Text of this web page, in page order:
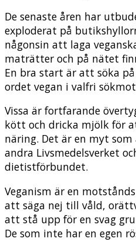
De senaste åren har
exploderat på
någonsin att laga
maträtter och på nätet
En bra start är att söka
ordet vegan i valfri
Vissa är fortfarande
kött och dricka mjölk för
näring. Det är en myt
andra Livsmedelsverket
dietistförbundet.
Veganism är en
att säga nej till våld,
att stå upp för en svag
De som inte har en egen